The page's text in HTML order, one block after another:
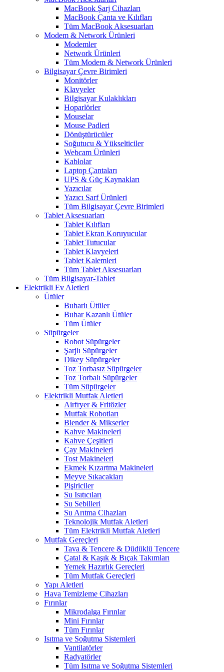
MacBook Şarj Cihazları
MacBook Çanta ve Kılıfları
Tüm MacBook Aksesuarları
Modem & Network Ürünleri
Modemler
Network Ürünleri
Tüm Modem & Network Ürünleri
Bilgisayar Çevre Birimleri
Monitörler
Klavyeler
BiIgisayar Kulaklıkları
Hoparlörler
Mouselar
Mouse Padleri
Dönüştürücüler
Soğutucu & Yükselticiler
Webcam Ürünleri
Kablolar
Laptop Çantaları
UPS & Güç Kaynakları
Yazıcılar
Yazıcı Sarf Ürünleri
Tüm Bilgisayar Çevre Birimleri
Tablet Aksesuarları
Tablet Kılıfları
Tablet Ekran Koruyucular
Tablet Tutucular
Tablet Klavyeleri
Tablet Kalemleri
Tüm Tablet Aksesuarları
Tüm Bilgisayar-Tablet
Elektrikli Ev Aletleri
Ütüler
Buharlı Ütüler
Buhar Kazanlı Ütüler
Tüm Ütüler
Süpürgeler
Robot Süpürgeler
Şarjlı Süpürgeler
Dikey Süpürgeler
Toz Torbasız Süpürgeler
Toz Torbalı Süpürgeler
Tüm Süpürgeler
Elektrikli Mutfak Aletleri
Airfryer & Fritözler
Mutfak Robotları
Blender & Mikserler
Kahve Makineleri
Kahve Çeşitleri
Çay Makineleri
Tost Makineleri
Ekmek Kızartma Makineleri
Meyve Sıkacakları
Pişiriciler
Su Isıtıcıları
Su Sebilleri
Su Arıtma Cihazları
Teknolojik Mutfak Aletleri
Tüm Elektrikli Mutfak Aletleri
Mutfak Gereçleri
Tava & Tencere & Düdüklü Tencere
Çatal & Kaşık & Bıçak Takımları
Yemek Hazırlık Gereçleri
Tüm Mutfak Gereçleri
Yapı Aletleri
Hava Temizleme Cihazları
Fırınlar
Mikrodalga Fırınlar
Mini Fırınlar
Tüm Fırınlar
Isıtma ve Soğutma Sistemleri
Vantilatörler
Radyatörler
Tüm Isıtma ve Soğutma Sistemleri